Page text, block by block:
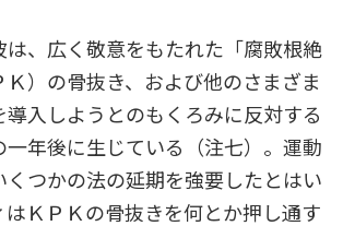
は、広く敬意をもたれた「腐敗根絶
）の骨抜き、および他のさまざま
導入しようとのもくろみに反対する
一年後に生じている（注七）。運動
くつかの法の延期を強要したとはい
はＫＰＫの骨抜きを何とか押し通す